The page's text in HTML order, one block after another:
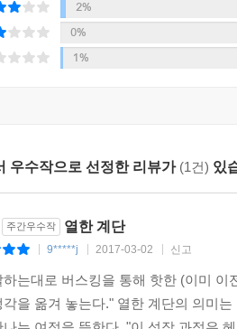
계의 지평은 점차 넓어진다. 이 사람은
영혼을 소유했는가? 당신이 지금까
그 무엇을 선택해도 괜찮다. 어떤 길도
부모도, 사회도, 국가도 마찬가지다
시 여행자가 되어야 한다. 자녀도, 부
의무와 평가에 저항해야 한다. 그들
삼고, 그것이 전부인양 맹목적으로
력에만 관심을 기울인다. 분명히 기
게 하는 지식만이 굳어 있는 내면에
알려져 있지만, 중요한 건 숫자가 아
아가고 결국 새로운 자신을, 색다른 인
편함은 삶을 밀어 올리는 정반합의 과
-불교-철학-과학-역사-경제-예술-종교
가 올라온 불편한 계단은 문학, 종교
자신의 내면에 기존하던 ‘정(正)’이
2%
0%
1%
우수작으로 선정한 리뷰가 (1건) 있
주간우수작 열한 계단
9*****j 2017-03-02 신고
하는대로 버스킹을 통해 핫한 (이미
각을 옮겨 놓는다." 열한 계단의 의미